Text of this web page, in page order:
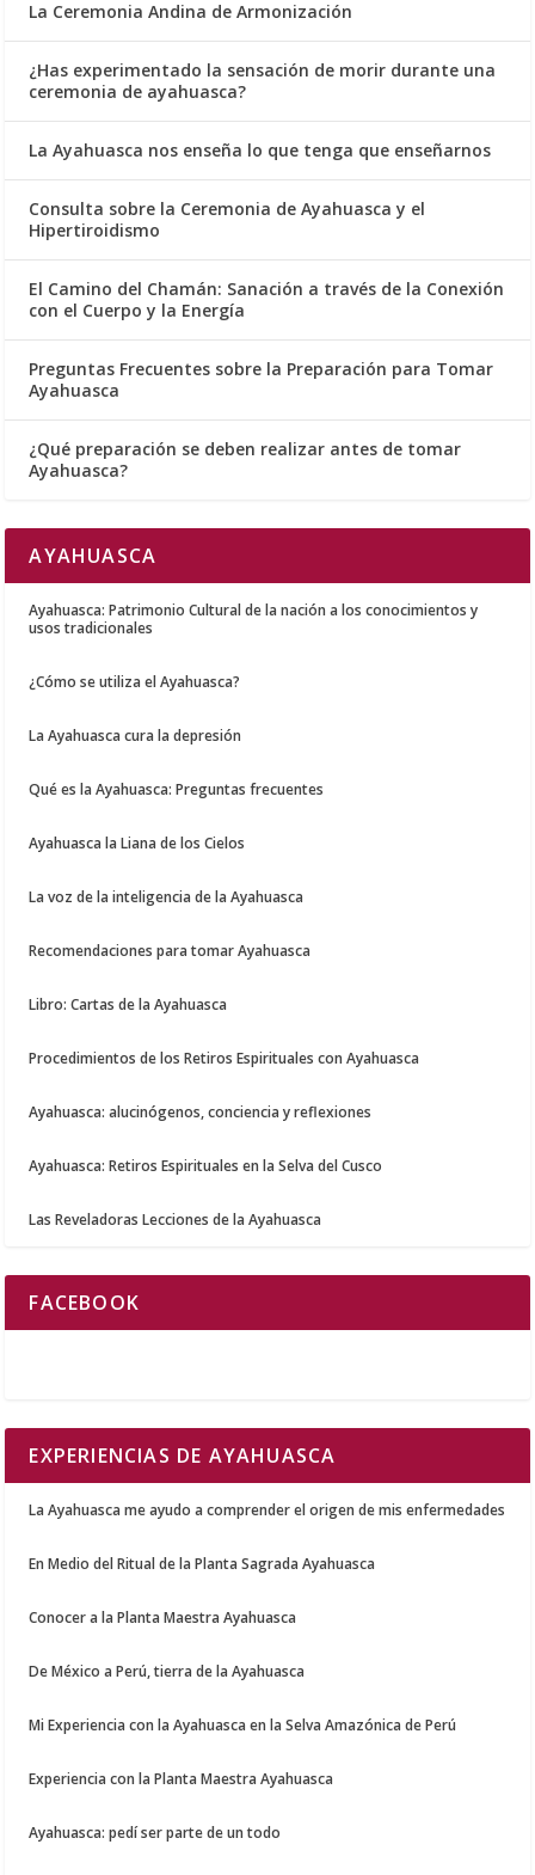
La Ceremonia Andina de Armonización
¿Has experimentado la sensación de morir durante una
ceremonia de ayahuasca?
La Ayahuasca nos enseña lo que tenga que enseñarnos
Consulta sobre la Ceremonia de Ayahuasca y el
Hipertiroidismo
El Camino del Chamán: Sanación a través de la Conexión
con el Cuerpo y la Energía
Preguntas Frecuentes sobre la Preparación para Tomar
Ayahuasca
¿Qué preparación se deben realizar antes de tomar
Ayahuasca?
AYAHUASCA
Ayahuasca: Patrimonio Cultural de la nación a los conocimientos y
usos tradicionales
¿Cómo se utiliza el Ayahuasca?
La Ayahuasca cura la depresión
Qué es la Ayahuasca: Preguntas frecuentes
Ayahuasca la Liana de los Cielos
La voz de la inteligencia de la Ayahuasca
Recomendaciones para tomar Ayahuasca
Libro: Cartas de la Ayahuasca
Procedimientos de los Retiros Espirituales con Ayahuasca
Ayahuasca: alucinógenos, conciencia y reflexiones
Ayahuasca: Retiros Espirituales en la Selva del Cusco
Las Reveladoras Lecciones de la Ayahuasca
FACEBOOK
EXPERIENCIAS DE AYAHUASCA
La Ayahuasca me ayudo a comprender el origen de mis enfermedades
En Medio del Ritual de la Planta Sagrada Ayahuasca
Conocer a la Planta Maestra Ayahuasca
De México a Perú, tierra de la Ayahuasca
Mi Experiencia con la Ayahuasca en la Selva Amazónica de Perú
Experiencia con la Planta Maestra Ayahuasca
Ayahuasca: pedí ser parte de un todo